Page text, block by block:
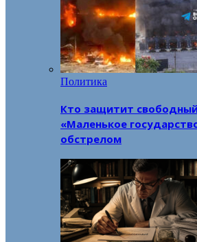
Политика
Кто защитит
«Маленькое
обстрелом